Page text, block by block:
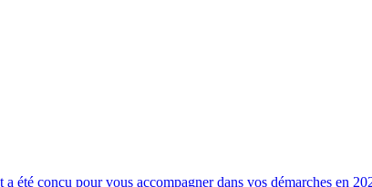
été conçu pour vous accompagner dans vos démarches en